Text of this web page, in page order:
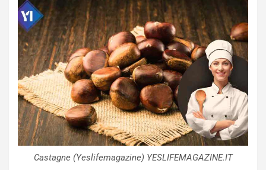
Castagne (Yeslifemagazine) YESLIFEMAGAZINE.IT